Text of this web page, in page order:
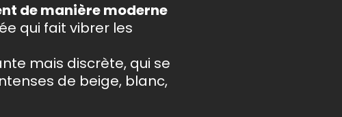
de manière moderne
qui fait vibrer les
mais discrète, qui se
de beige, blanc,